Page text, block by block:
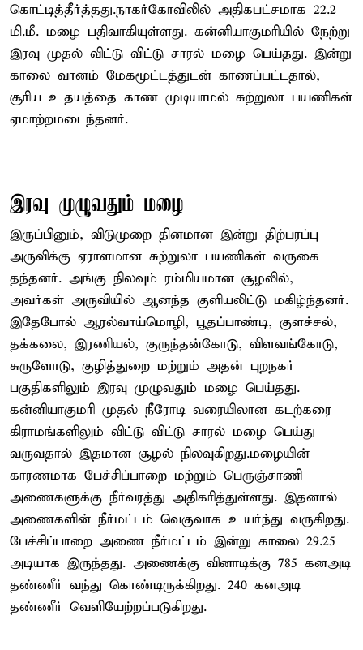
கொட்டித்தீர்த்தது.நாகர்கோவிலில் அதிகபட்சமாக 22.2
மி.மீ. மழை பதிவாகியுள்ளது. கன்னியாகுமரியில் நேற்று
இரவு முதல் விட்டு விட்டு சாரல் மழை பெய்தது. இன்று
காலை வானம் மேகமூட்டத்துடன் காணப்பட்டதால்,
சூரிய உதயத்தை காண முடியாமல் சுற்றுலா பயணிகள்
ஏமாற்றமடைந்தனர்.
இரவு முழுவதும் மழை
இருப்பினும், விடுமுறை தினமான இன்று திற்பரப்பு
அருவிக்கு ஏராளமான சுற்றுலா பயணிகள் வருகை
தந்தனர். அங்கு நிலவும் ரம்மியமான சூழலில்,
அவர்கள் அருவியில் ஆனந்த குளியலிட்டு மகிழ்ந்தனர்.
இதேபோல் ஆரல்வாய்மொழி, பூதப்பாண்டி, குளச்சல்,
தக்கலை, இரணியல், குருந்தன்கோடு, விளவங்கோடு,
சுருளோடு, குழித்துறை மற்றும் அதன் புறநகர்
பகுதிகளிலும் இரவு முழுவதும் மழை பெய்தது.
கன்னியாகுமரி முதல் நீரோடி வரையிலான கடற்கரை
கிராமங்களிலும் விட்டு விட்டு சாரல் மழை பெய்து
வருவதால் இதமான சூழல் நிலவுகிறது.மழையின்
காரணமாக பேச்சிப்பாறை மற்றும் பெருஞ்சாணி
அணைகளுக்கு நீர்வரத்து அதிகரித்துள்ளது. இதனால்
அணைகளின் நீர்மட்டம் வெகுவாக உயர்ந்து வருகிறது.
பேச்சிப்பாறை அணை நீர்மட்டம் இன்று காலை 29.25
அடியாக இருந்தது. அணைக்கு வினாடிக்கு 785 கனஅடி
தண்ணீர் வந்து கொண்டிருக்கிறது. 240 கனஅடி
தண்ணீர் வெளியேற்றப்படுகிறது.